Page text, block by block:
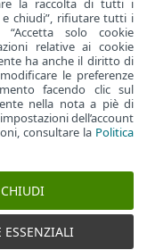
sulla riservatezza|
la raccolta di tutti i
e chiudi”, rifiutare tutti i
“Accetta solo cookie
relative ai cookie
ha anche il diritto di
le preferenze
facendo clic sul
nella nota a piè di
dell’account
consultare la Politica
CHIUDI
ESSENZIALI